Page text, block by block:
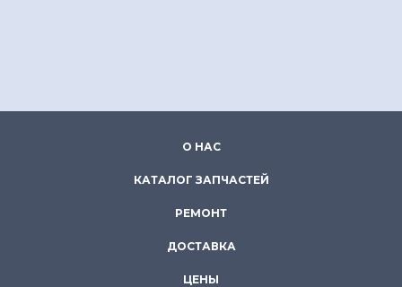
О НАС
КАТАЛОГ ЗАПЧАСТЕЙ
РЕМОНТ
ДОСТАВКА
ЦЕНЫ